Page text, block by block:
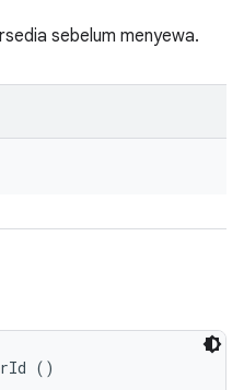
sebelum menyewa.
()